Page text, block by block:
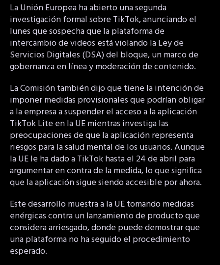
La Unión Europea ha abierto una segunda
investigación formal sobre TikTok, anunciando el
lunes que sospecha que la plataforma de
intercambio de videos está violando la Ley de
Servicios Digitales (DSA) del bloque, un marco de
gobernanza en línea y moderación de contenido.
La Comisión también dijo que tiene la intención de
imponer medidas provisionales que podrían obligar
a la empresa a suspender el acceso a la aplicación
TikTok Lite en la UE mientras investiga las
preocupaciones de que la aplicación representa
riesgos para la salud mental de los usuarios. Aunque
la UE le ha dado a TikTok hasta el 24 de abril para
argumentar en contra de la medida, lo que significa
que la aplicación sigue siendo accesible por ahora.
Este desarrollo muestra a la UE tomando medidas
enérgicas contra un lanzamiento de producto que
considera arriesgado, donde puede demostrar que
una plataforma no ha seguido el procedimiento
esperado.